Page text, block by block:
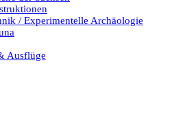
/ Experimentelle Archäologie
Ausflüge